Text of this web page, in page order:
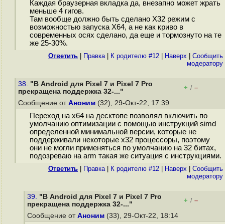
Каждая браузерная вкладка да, внезапно может жрать
меньше 4 гигов.
Там вообще должно быть сделано X32 режим с
возможностью запуска X64, а не как криво в
современных осях сделано, да еще и тормознуто на те
же 25-30%.
Ответить Правка| К родителю #12 Наверх
Cообщить
модератору
38. "В Android для Pixel 7 и Pixel 7 Pro
прекращена поддержка 32-..."
+ / –
Сообщение от Аноним (32), 29-Окт-22, 17:39
Переход на x64 на десктопе позволял включить по
умолчанию оптимизации с помощью инструкций simd
определенной минимальной версии, которые не
поддерживали некоторые x32 процессоры, поэтому
они не могли применяться по умолчанию на 32 битах,
подозреваю на arm такая же ситуация с инструкциями.
Ответить Правка| К родителю #12 Наверх
Cообщить
модератору
39. "В Android для Pixel 7 и Pixel 7 Pro
прекращена поддержка 32-..."
+ / –
Сообщение от Аноним (33), 29-Окт-22, 18:14